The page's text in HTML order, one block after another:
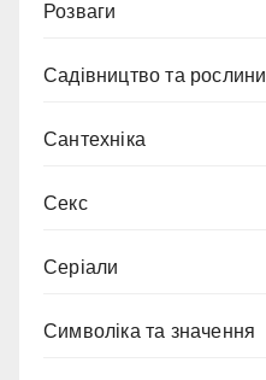
Розваги
Садівництво та рослини
Сантехніка
Секс
Серіали
Символіка та значення